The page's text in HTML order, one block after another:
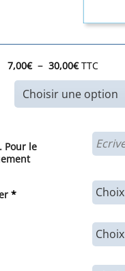
7,00€ – 30,00€Plage
prix :
7,00€
à
TTC
Pour le
*